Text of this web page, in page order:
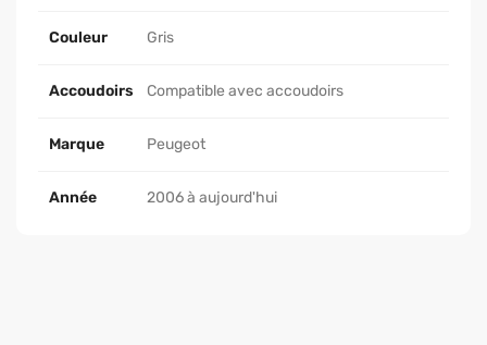
Couleur Gris
Accoudoirs Compatible avec accoudoirs
Marque Peugeot
Année 2006 à aujourd'hui